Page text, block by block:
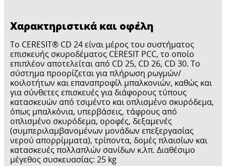
Χαρακτηριστικά και οφέλη
Το CERESIT® CD 24 είναι μέρος του συστήματος
επισκευής σκυροδέματος CERESIT PCC, το οποίο
επιπλέον αποτελείται από CD 25, CD 26, CD 30. Το
σύστημα προορίζεται για πλήρωση ρωγμών/
κοιλοτήτων και επαναπροφίλ μπαλκονιών, καθώς και
για σύνθετες επισκευές για διάφορους τύπους
κατασκευών από τσιμέντο και οπλισμένο σκυρόδεμα,
όπως μπαλκόνια, υπερβάσεις, τάφρους από
οπλισμένο σκυρόδεμα, οροφές, δεξαμενές
(συμπεριλαμβανομένων μονάδων επεξεργασίας
νερού απορρίμματα), τρίποντα, δομές πλαισίων και
κατασκευές πολλαπλών σανίδων κ.λπ. Διαθέσιμο
μέγεθος συσκευασίας: 25 kg